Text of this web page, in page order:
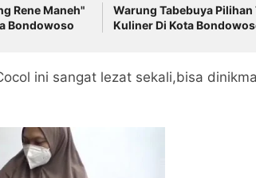
Rene Maneh"
Bondowoso
Warung Tabebuya Pilihan
Kuliner Di Kota
ini sangat lezat sekali,bisa